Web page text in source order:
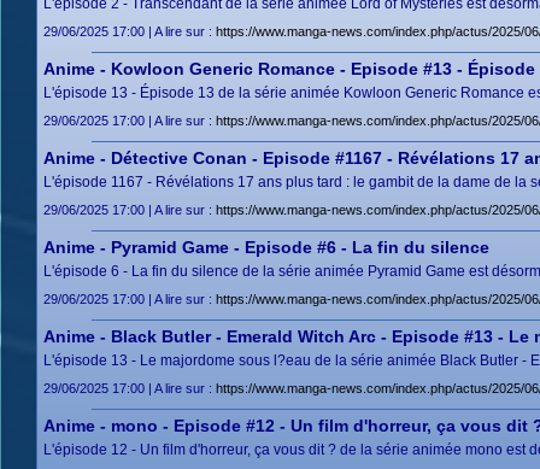
L'épisode 2 - Transcendant de la série animée Lord of Mysteries est
29/06/2025 17:00 | A lire sur : https://www.manga-news.com/index.php/actus/2025/
Anime - Kowloon Generic Romance - Episode #13 - Épisode
L'épisode 13 - Épisode 13 de la série animée Kowloon Generic Romance
29/06/2025 17:00 | A lire sur : https://www.manga-news.com/index.php/actus/2025/
Anime - Détective Conan - Episode #1167 - Révélations 17
L'épisode 1167 - Révélations 17 ans plus tard : le gambit de la dame de
29/06/2025 17:00 | A lire sur : https://www.manga-news.com/index.php/actus/2025/
Anime - Pyramid Game - Episode #6 - La fin du silence
L'épisode 6 - La fin du silence de la série animée Pyramid Game est
29/06/2025 17:00 | A lire sur : https://www.manga-news.com/index.php/actus/2025/
Anime - Black Butler - Emerald Witch Arc - Episode #13 - Le
L'épisode 13 - Le majordome sous l?eau de la série animée Black Butler -
29/06/2025 17:00 | A lire sur : https://www.manga-news.com/index.php/actus/2025/
Anime - mono - Episode #12 - Un film d'horreur, ça vous dit
L'épisode 12 - Un film d'horreur, ça vous dit ? de la série animée mono